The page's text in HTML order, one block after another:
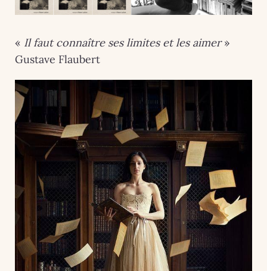
« Il faut connaître ses limites et les aimer»
Gustave Flaubert